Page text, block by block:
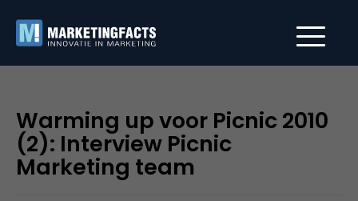
Warming up voor Picnic 2010
(2): Interview Picnic
Marketing team